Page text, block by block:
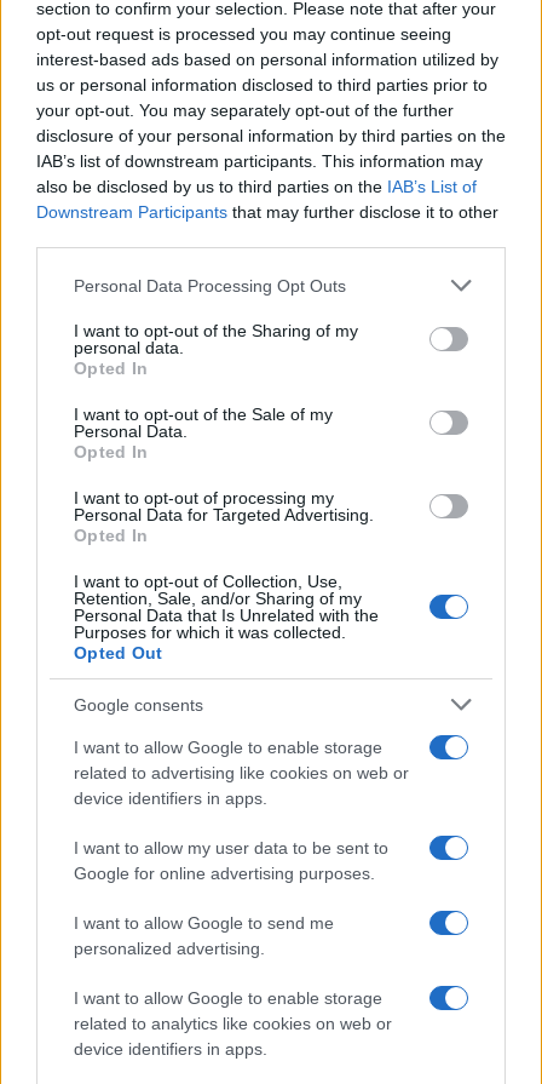
section to confirm your selection. Please note that after your
opt-out request is processed you may continue seeing
interest-based ads based on personal information utilized by
us or personal information disclosed to third parties prior to
your opt-out. You may separately opt-out of the further
disclosure of your personal information by third parties on the
IAB’s list of downstream participants. This information may
also be disclosed by us to third parties on the IAB’s List of
Downstream Participants that may further disclose it to other
Please note that this website/app uses one or more Google
not limited to your visit or usage behaviour. You may click to
grant or deny consent to Google and its third-party tags to
use your data for below specified purposes in below Google
consent section.
Personal Data Processing Opt Outs
I want to opt-out of the Sharing of my
personal data.
Opted In
I want to opt-out of the Sale of my
Personal Data.
Opted In
I want to opt-out of processing my
Personal Data for Targeted Advertising.
Opted In
I want to opt-out of Collection, Use,
Retention, Sale, and/or Sharing of my
Personal Data that Is Unrelated with the
Purposes for which it was collected.
Opted Out
Google consents
I want to allow Google to enable storage
related to advertising like cookies on web or
device identifiers in apps.
I want to allow my user data to be sent to
Google for online advertising purposes.
I want to allow Google to send me
personalized advertising.
I want to allow Google to enable storage
related to analytics like cookies on web or
device identifiers in apps.
di essere la prima auto a guida autonoma e senza
conducente ad aver ottenuto il permesso di
operare dalla National Highway Traffic Safety
Administration (NHTSA). Il numero di auto è
ancora limitato, ma attualmente sono disponibili a
San Jose, Houston, Silicon Valley e Phoenix.
Relativity Space
Relativity Space costruiscerazzi. In futuro, la
startup spera di stabilire unasocietà su Marte
L’azienda di Long Beach, California, produce un
, utilizzando la robotica e l’intelligenza artificiale
per il suo sviluppo.
investitore iniziale, così comeY Combinator.
LinkedIn ha classificato l’azienda al
della sua lista.
Ilaria Minucci